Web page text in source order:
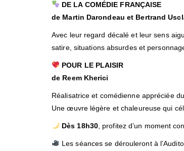
DE LA COMÉDIE FRANÇAISE
de Martin Darondeau et Bertrand
Avec leur regard décalé et leur sens
satire, situations absurdes et
POUR LE PLAISIR
de Reem Kherici
Réalisatrice et comédienne appréciée
Une œuvre légère et chaleureuse qui
Dès 18h30, profitez d’un moment
Les séances se dérouleront à